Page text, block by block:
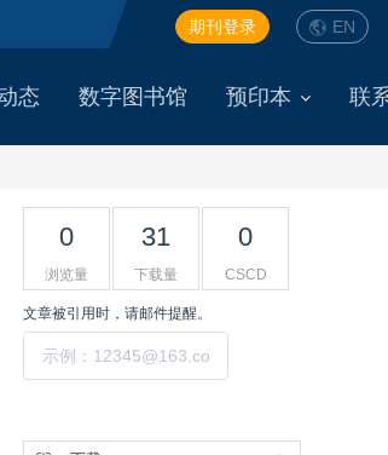
EN
期刊登录
态 数字图书馆 预印本 联
0
浏览量
31
下载量
0
CSCD
文章被引用时，请邮件提醒。